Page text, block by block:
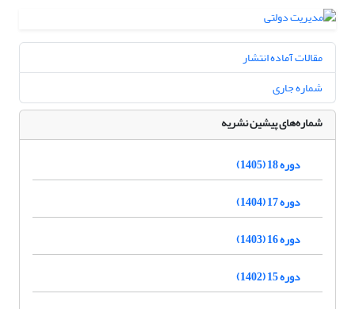
مقالات آماده انتشار
شماره جاری
شماره‌های پیشین نشریه
دوره 18 (1405)
دوره 17 (1404)
دوره 16 (1403)
دوره 15 (1402)